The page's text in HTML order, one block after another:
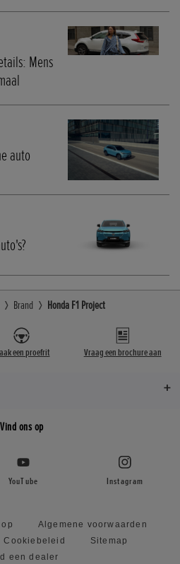
Mens
auto
Brand Honda F1 Project
een proefrit Vraag een brochure aan
Vind ons op
YouTube Instagram
Algemene voorwaarden
Cookiebeleid
Sitemap
een dealer